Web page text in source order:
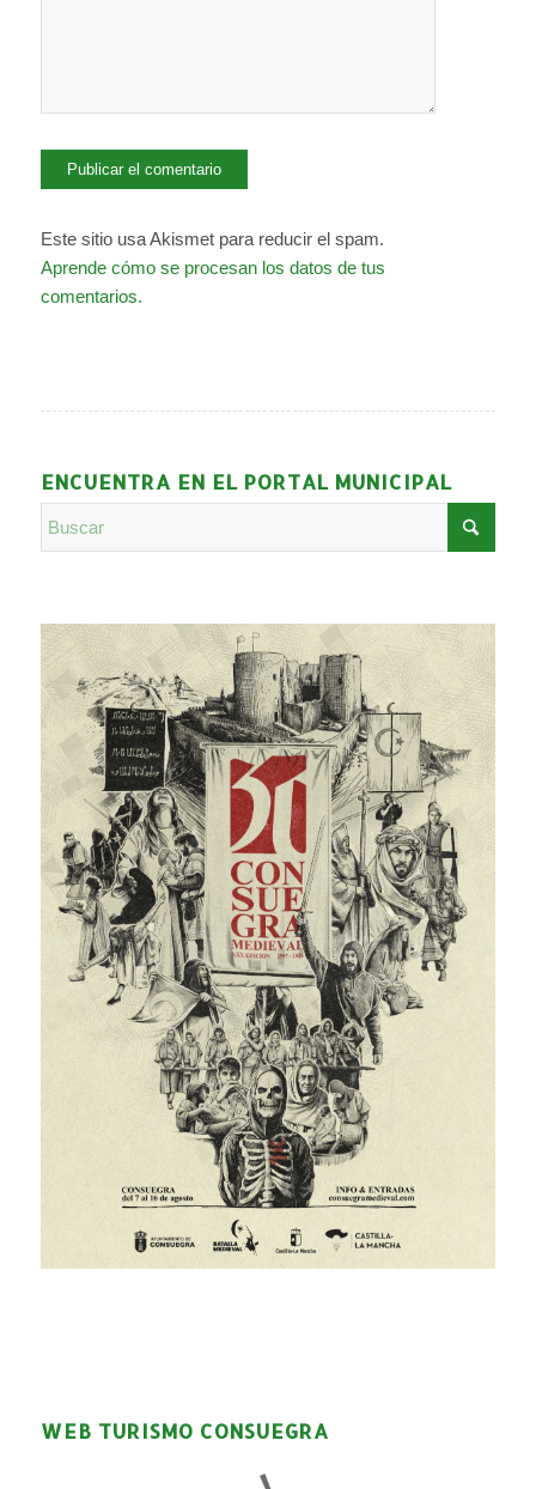
Este sitio usa Akismet para reducir el spam.
Aprende cómo se procesan los datos de tus
comentarios.
ENCUENTRA EN EL PORTAL MUNICIPAL
WEB TURISMO CONSUEGRA